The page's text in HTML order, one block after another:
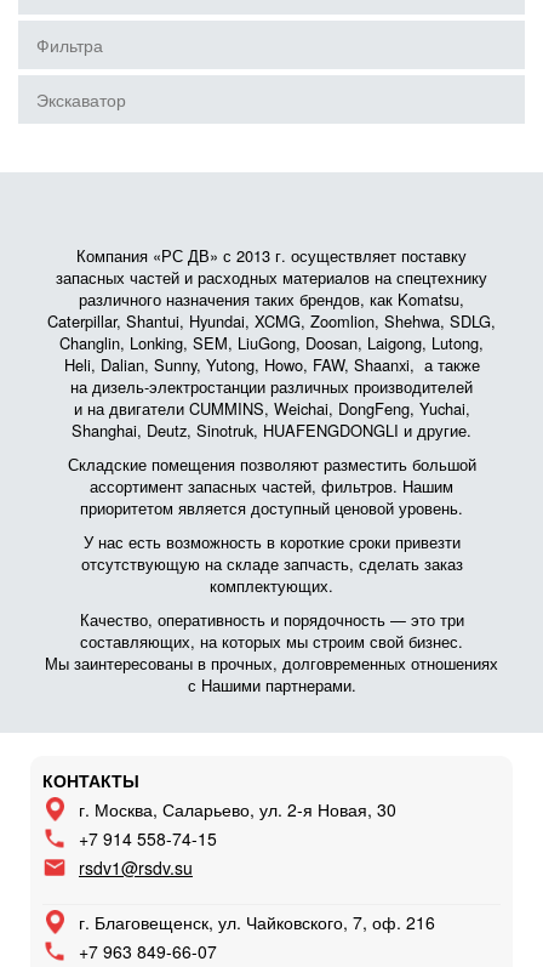
Фильтра
Экскаватор
Компания «РС ДВ» с 2013 г. осуществляет поставку
запасных частей и расходных материалов на спецтехнику
различного назначения таких брендов, как Komatsu,
Caterpillar, Shantui, Hyundai, XCMG, Zoomlion, Shehwa, SDLG,
Changlin, Lonking, SEM, LiuGong, Doosan, Laigong, Lutong,
Heli, Dalian, Sunny, Yutong, Howo, FAW, Shaanxi, а также
на дизель-электростанции различных производителей
и на двигатели CUMMINS, Weichai, DongFeng, Yuchai,
Shanghai, Deutz, Sinotruk, HUAFENGDONGLI и другие.
Складские помещения позволяют разместить большой
ассортимент запасных частей, фильтров. Нашим
приоритетом является доступный ценовой уровень.
У нас есть возможность в короткие сроки привезти
отсутствующую на складе запчасть, сделать заказ
комплектующих.
Качество, оперативность и порядочность — это три
составляющих, на которых мы строим свой бизнес.
Мы заинтересованы в прочных, долговременных отношениях
с Нашими партнерами.
КОНТАКТЫ
г. Москва, Саларьево, ул. 2-я Новая, 30
+7 914 558-74-15
rsdv1@rsdv.su
г. Благовещенск, ул. Чайковского, 7, оф. 216
+7 963 849-66-07